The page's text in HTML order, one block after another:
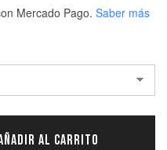
Mercado Pago. Saber más
AL CARRITO